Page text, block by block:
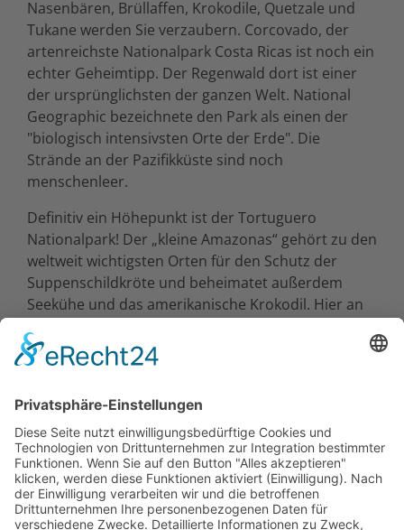
Nasenbären, Brüllaffen, Krokodile, Quetzale und
Tukane werden Sie verzaubern. Corcovado, der
artenreichste Nationalpark Costa Ricas ist noch ein
echter Geheimtipp. Der Regenwald dort ist einer
der ursprünglichsten der ganzen Welt. National
Geographic bezeichnete den Park als einen der
"biologisch intensivsten Orte der Erde". Die
Strände an der Pazifikküste sind noch
menschenleer.
Definitiv ein Höhepunkt ist der Tortuguero
Nationalpark! Der „kleine Amazonas“ gehört zu den
weltweit wichtigsten Orten für den Schutz der
Suppenschildkröte und beheimatet außerdem
Seekühe und das amerikanische Krokodil. Hier an
jamaikanisches Karibikflair.
macht? Die Gastfreundschaft, Lebensfreude und
ethnische Vielfalt der Costa Ricaner. Eine gut
ausgebaute Infrastruktur erleichtert Ihnen das
Reisen vor Ort, so dass Sie auf Komfort nicht
verzichten müssen. Die Unterkünfte werden
sorgsam von TAKE OFF und den Partneragenturen